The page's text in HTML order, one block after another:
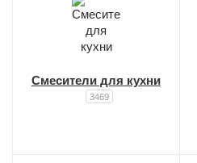
Смесители для кухни
3469